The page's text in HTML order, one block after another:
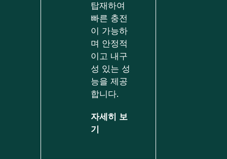
탑재하여
빠른 충전
이 가능하
며 안정적
이고 내구
성 있는 성
능을 제공
합니다.
자세히 보
기